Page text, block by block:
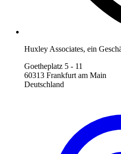
Huxley Associates, ein
Goetheplatz 5 - 11
60313 Frankfurt am Main
Deutschland